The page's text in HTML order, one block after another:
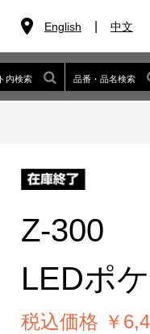
English 中文
内検索 品番・品名検索
Z-300
LEDポ
税込価格 ￥